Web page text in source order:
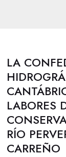
LA
LABORES
RÍO
CARREÑO